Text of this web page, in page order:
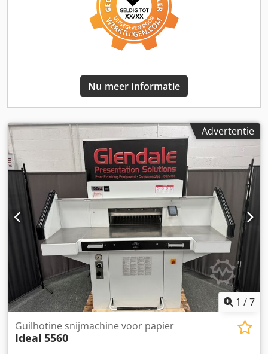
verkocht. Mogelijk kan de koper dit herstellen.
Nu meer informatie
Advertentie
1 /7
Guilhotine snijmachine voor papier
Ideal 5560